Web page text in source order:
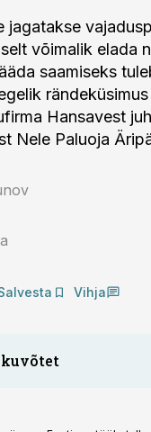
jagatakse
võimalik elada
saamiseks
Hansavest
Nele Paluoja
Vihja